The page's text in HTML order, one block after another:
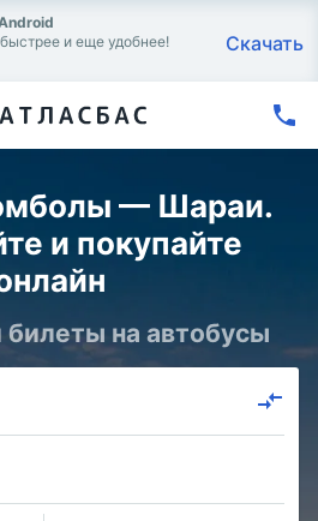
и еще удобнее!
Скачать
— Шараи.
и покупайте
билеты на автобусы